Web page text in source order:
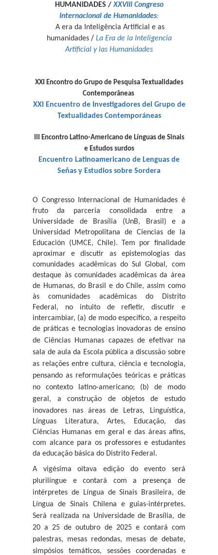
HUMANIDADES /XXVIII Congreso
Internacional de Humanidades:
A era da Inteligência Artificial e as
humanidades/ La Era de la Inteligencia
Artificial y las Humanidades
XXI Encontro do Grupo de Pesquisa Textualidades
Contemporâneas
XXI Encuentro de Investigadores del Grupo de
Textualidades Contemporáneas
III Encontro Latino-Americano de Línguas de Sinais
e Estudos surdos
Encuentro Latinoamericano de Lenguas de
Señas y Estudios sobre Sordera
O Congresso Internacional de Humanidades é
fruto da parceria consolidada entre a
Universidade de Brasília (UnB, Brasil) e a
Universidad Metropolitana de Ciencias de la
Educación (UMCE, Chile). Tem por finalidade
aproximar e discutir as epistemologias das
comunidades acadêmicas do Sul Global, com
destaque às comunidades acadêmicas da área
de Humanas, do Brasil e do Chile, assim como
às comunidades acadêmicas do Distrito
Federal, no intuito de refletir, discutir e
intercambiar, (a) de modo específico, a respeito
de práticas e tecnologias inovadoras de ensino
de Ciências Humanas capazes de efetivar na
sala de aula da Escola pública a discussão sobre
as relações entre cultura, ciência e tecnologia,
pensando as reformulações teóricas e práticas
no contexto latino-americano; (b) de modo
geral, aconstrução de objetos de estudo
inovadores nas áreas de Letras, Linguística,
Línguas Literatura, Artes, Educação, das
Ciências Humanas em geral e das áreas afins,
com alcance para os professores e estudantes
da educação básica do Distrito Federal.
A vigésima oitava edição do evento será
plurilíngue e contará com a presença de
intérpretes de Língua de Sinais Brasileira, de
Língua de Sinais Chilena e guias-intérpretes.
Será realizada na Universidade de Brasília, de
20 a 25 de outubro de 2025 e contará com
palestras, mesas redondas, mesas de debate,
simpósios temáticos, sessões coordenadas e